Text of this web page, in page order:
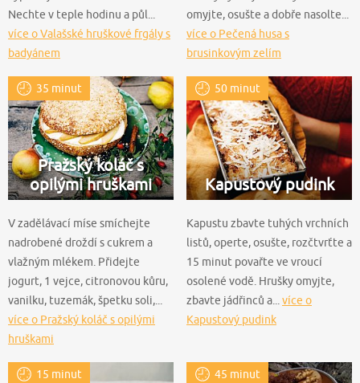
Nechte v teple hodinu a půl...
více o Valašské hruškové frgály s
badyánem
omyjte, osušte a dobře nasolte...
více o Pečená husa s
brusinkovým zelím
35 minut
Pražský koláč s
opilými hruškami
V zadělávací míse smíchejte
nadrobené droždí s cukrem a
vlažným mlékem. Přidejte
jogurt, 1 vejce, citronovou kůru,
vanilku, tuzemák, špetku soli,...
více o Pražský koláč s opilými
hruškami
50 minut
Kapustový pudink
Kapustu zbavte tuhých vrchních
listů, operte, osušte, rozčtvrťte a
15 minut povařte ve vroucí
osolené vodě. Hrušky omyjte,
zbavte jádřinců a...více o
Kapustový pudink
15 minut 45 minut